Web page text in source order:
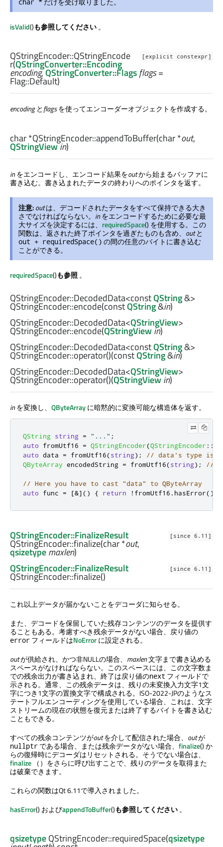
isValid()も参照してください。
[explicit constexpr]
QStringEncoder::QStringEncode
r(QStringConverter::Encoding
encoding,QStringConverter::Flagsflags=
Flag::Default)
encodingとflagsを使ってエンコーダーオブジェクトを作成する。
char*QStringEncoder::appendToBuffer(char*out,
QStringViewin)
inをエンコードし、エンコード結果をoutから始まるバッファに
書き込む。書き込まれたデータの終わりへのポインタを返す。
注意:outは、デコードされたデータをすべて保持できる大き
さでなければならない。 inをエンコードするために必要な最
大サイズを決定するには、 requiredSpace() を使用する。この
関数は、返された終了ポインタを過ぎたものも含め、 outと
out + requiredSpace() の間の任意のバイトに書き込む
ことができる。
requiredSpace()も参照 。
QStringEncoder::DecodedData<constQString&>
QStringEncoder::encode(constQString&in)
QStringEncoder::DecodedData<QStringView>
QStringEncoder::encode(QStringViewin)
QStringEncoder::DecodedData<constQString&>
QStringEncoder::operator()(constQString&in)
QStringEncoder::DecodedData<QStringView>
QStringEncoder::operator()(QStringViewin)
inを変換し、 QByteArrayに暗黙的に変換可能な構造体を返す。
QString string = "..." ;
auto fromUtf16 = QStringEncoder(QStringEncoder ::
auto data = fromUtf16(string);
// data's type is
QByteArray encodedString = fromUtf16(string); //
// Here you have to cast "data" to QByteArray
auto func = [&]() { return ! fromUtf16 . hasError()
[since 6.11]
QStringEncoder::FinalizeResult
QStringEncoder::finalize(char*out,
qsizetypemaxlen)
[since 6.11]
QStringEncoder::FinalizeResult
QStringEncoder::finalize()
これ以上データが届かないことをデコーダに知らせる。
また、デコードを保留していた残存コンテンツのデータを提供す
ることもある。考慮すべき残余データがない場合、戻り値の
error フィールドはNoErrorに設定される。
outが供給され、かつ非NULLの場合、 maxlen文字まで書き込める
スペースがなければならない。このスペースには、この文字数ま
での残余出力が書き込まれ、終了は戻り値のnext フィールドで
示される。通常、この残余データは、残りの未変換入力文字1文
字につき1文字の置換文字で構成される。ISO-2022-JPのようなス
テートフルエンコーディングを使用している場合、これは、文字
ストリームの現在の状態を復元または終了するバイトを書き込む
こともできる。
すべての残余コンテンツがoutを介して配信された場合、 outが
nullptr である場合、または残余データがない場合、 finalize() か
らの復帰時にデコーダはリセットされる。そうでない場合は、
finalize （）をさらに呼び出すことで、残りのデータを取得また
は破棄できます。
これらの関数はQt 6.11で導入されました。
hasError() およびappendToBuffer()も参照してください。
qsizetypeQStringEncoder::requiredSpace(qsizetype